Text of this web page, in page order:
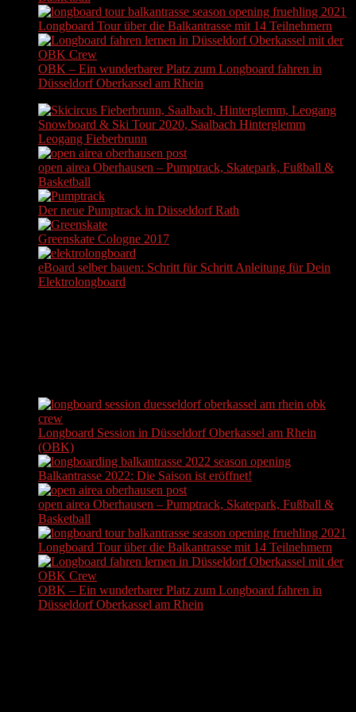
Longboard Tour über die Balkantrasse mit 14 Teilnehmern
OBK – Ein wunderbarer Platz zum Longboard fahren in
Düsseldorf Oberkassel am Rhein
Snowboard & Ski Tour 2020, Saalbach Hinterglemm
Leogang Fieberbrunn
open airea Oberhausen – Pumptrack, Skatepark, Fußball &
Basketball
Der neue Pumptrack in Düsseldorf Rath
Greenskate Cologne 2017
eBoard selber bauen: Schritt für Schritt Anleitung für Dein
Elektrolongboard
Longboard Session in Düsseldorf Oberkassel am Rhein
(OBK)
Balkantrasse 2022: Die Saison ist eröffnet!
open airea Oberhausen – Pumptrack, Skatepark, Fußball &
Basketball
Longboard Tour über die Balkantrasse mit 14 Teilnehmern
OBK – Ein wunderbarer Platz zum Longboard fahren in
Düsseldorf Oberkassel am Rhein